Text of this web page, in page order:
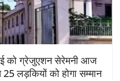
को ग्रेजुएशन सेरेमनी आज
लड़कियों को होगा सम्मान